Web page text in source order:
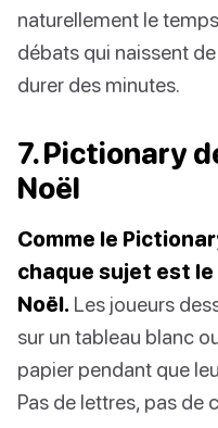
naturellement le
débats qui naissent
durer des minutes.
7. Pictionary
Noël
Comme le
chaque sujet est
Noël. Les joueurs
sur un tableau blanc
papier pendant que
Pas de lettres, pas de